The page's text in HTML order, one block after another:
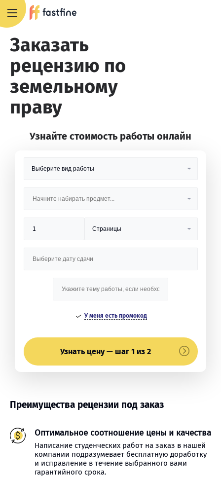
Заказать
рецензию по
земельному
праву
Узнайте стоимость работы онлайн
У меня есть промокод
Узнать цену — шаг 1 из 2
Преимущества рецензии под заказ
Оптимальное соотношение цены и качества
Написание студенческих работ на заказ в нашей
компании подразумевает бесплатную доработку
и исправление в течение выбранного вами
гарантийного срока.